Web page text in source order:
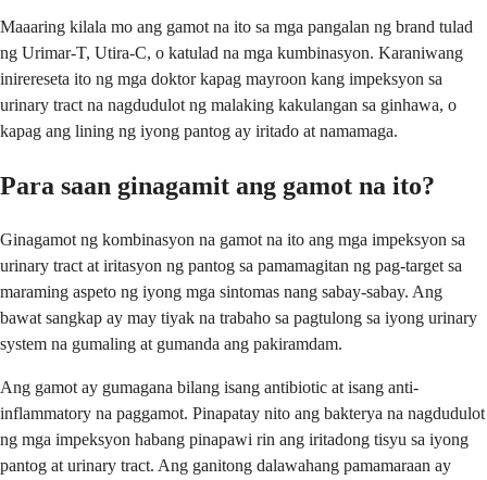
Maaaring kilala mo ang gamot na ito sa mga pangalan ng brand tulad
ng Urimar-T, Utira-C, o katulad na mga kumbinasyon. Karaniwang
inirereseta ito ng mga doktor kapag mayroon kang impeksyon sa
urinary tract na nagdudulot ng malaking kakulangan sa ginhawa, o
kapag ang lining ng iyong pantog ay iritado at namamaga.
Para saan ginagamit ang gamot na ito?
Ginagamot ng kombinasyon na gamot na ito ang mga impeksyon sa
urinary tract at iritasyon ng pantog sa pamamagitan ng pag-target sa
maraming aspeto ng iyong mga sintomas nang sabay-sabay. Ang
bawat sangkap ay may tiyak na trabaho sa pagtulong sa iyong urinary
system na gumaling at gumanda ang pakiramdam.
Ang gamot ay gumagana bilang isang antibiotic at isang anti-
inflammatory na paggamot. Pinapatay nito ang bakterya na nagdudulot
ng mga impeksyon habang pinapawi rin ang iritadong tisyu sa iyong
pantog at urinary tract. Ang ganitong dalawahang pamamaraan ay